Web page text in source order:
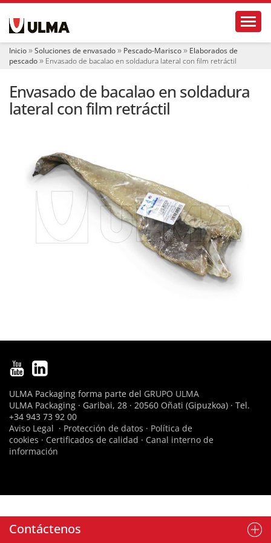
e Inicio Soluciones de envasado Pescado-Marisco
Elaborados de
pescado
Envasado de bacalao en soldadura lateral con film retráctil
Envasado de bacalao en soldadura
lateral con film retráctil
Contáctenos
ULMA Packaging forma parte del GRUPO ULMA
ULMA Packaging · Garibai, 28 · 20560 Oñati (Gipuzkoa) · Tel.
+34 943 73 92 00
Aviso Legal · Protección de datos · Política de
cookies · Certificados de calidad · Canal interno de
información